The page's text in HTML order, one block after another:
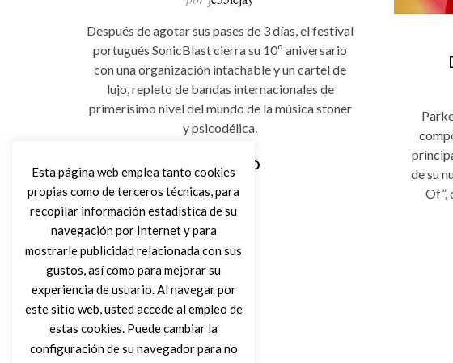
Después de agotar sus pases de 3 días, el festival
portugués SonicBlast cierra su 10º aniversario
con una organización intachable y un cartel de
lujo, repleto de bandas internacionales de
primerísimo nivel del mundo de la música stoner
y psicodélica.
Leer Más
de su
Of”,
Esta página web emplea tanto cookies
propias como de terceros técnicas, para
recopilar información estadística de su
navegación por Internet y para
mostrarle publicidad relacionada con sus
gustos, así como para mejorar su
experiencia de usuario. Al navegar por
este sitio web, usted accede al empleo de
estas cookies. Puede cambiar la
configuración de su navegador para no